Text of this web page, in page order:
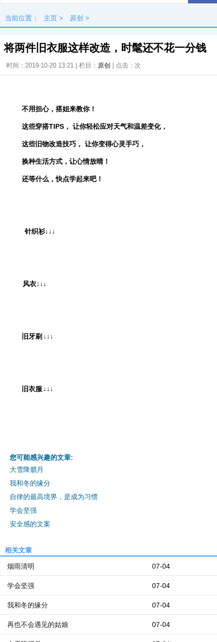
当前位置： 主页 > 原创 >
将两件旧衣服这样改造，时髦还不花一分钱
时间：2019-10-20 13:21 | 栏目： 原创 | 点击： 次
不用担心，搭姐来教你！
这些穿搭TIPS， 让你轻松应对天气和温差变化，
这些旧物改造技巧， 让你变得心灵手巧，
换种生活方式，让心情放晴！
还等什么，快点学起来吧！
针织衫↓↓↓
风衣↓↓↓
旧牙刷 ↓↓↓
旧衣服 ↓↓↓
您可能感兴趣的文章:
大雪降腊月
我和冬的缘分
自律的最高境界，是成为习惯
学会坚强
安全感的文案
相关文章
07-04
烟雨清明
07-04
学会坚强
07-04
我和冬的缘分
07-04
再也不会遇见的姑娘